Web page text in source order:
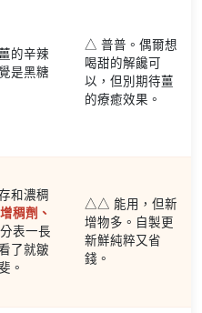
的辛辣
是黑糖
△ 普普。偶爾想
喝甜的解饞可
以，但別期待薑
的療癒效果。
和濃稠
稠劑、
表一長
了就皺
。
△△ 能用，但新
增物多。自製更
新鮮純粹又省
錢。